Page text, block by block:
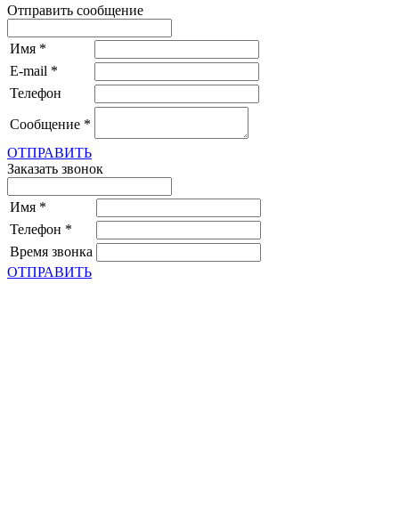
Отправить сообщение
Имя *
E-mail *
Телефон
Сообщение *
ОТПРАВИТЬ
Заказать звонок
Имя *
Телефон *
Время звонка
ОТПРАВИТЬ